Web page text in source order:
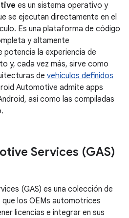
es un sistema operativo y
se ejecutan directamente en el
Es una plataforma de código
y altamente
potencia la experiencia de
y, cada vez más, sirve como
de vehículos definidos
Automotive admite apps
así como las compiladas
Services (GAS)
(GAS) es una colección de
los OEMs automotrices
licencias e integrar en sus